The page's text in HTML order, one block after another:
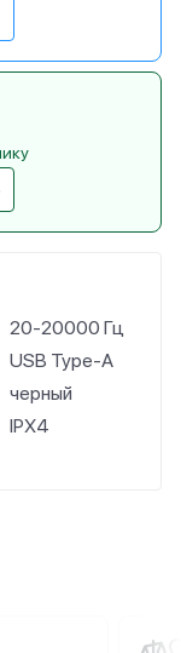
20-20000 Гц
USB Type-A
черный
IPX4